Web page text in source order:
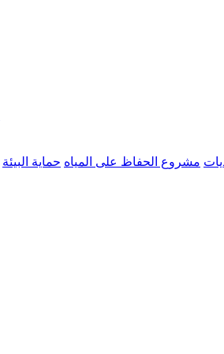
مشروع الحفاظ على المياه حماية البيئة